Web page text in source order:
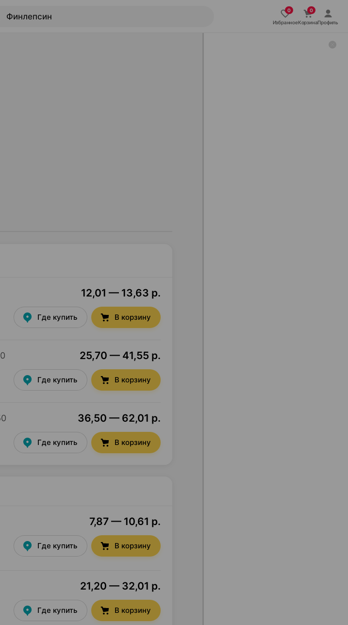
ИзбранноеКорзинаПрофиль
12,01 — 13,63 р.
Где купить В корзину
25,70 — 41,55 р.
Где купить В корзину
36,50 — 62,01 р.
Где купить В корзину
7,87 — 10,61 р.
Где купить В корзину
21,20 — 32,01 р.
Где купить В корзину